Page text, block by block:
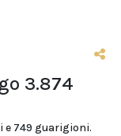
3.874
e 749 guarigioni.